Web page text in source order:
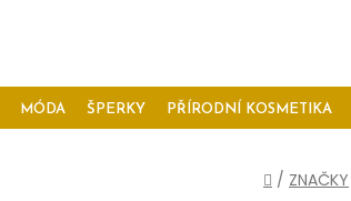
MÓDA ŠPERKY PŘÍRODNÍ KOSMETIKA
Domů
/ ZNAČKY